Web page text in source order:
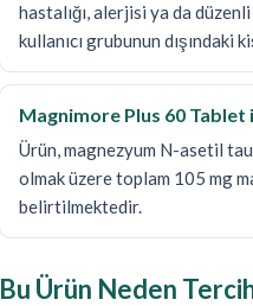
hastalığı, alerjisi ya da
kullanıcı grubunun dışındaki
Magnimore Plus 60
Ürün, magnezyum N-asetil
olmak üzere toplam 105 mg
belirtilmektedir.
Bu Ürün Neden